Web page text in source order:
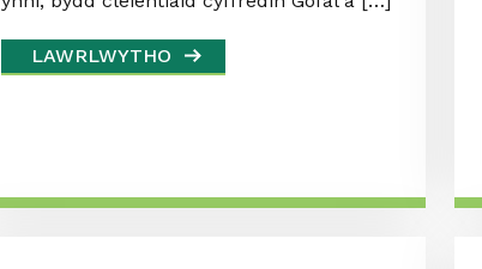
LAWRLWYTHO